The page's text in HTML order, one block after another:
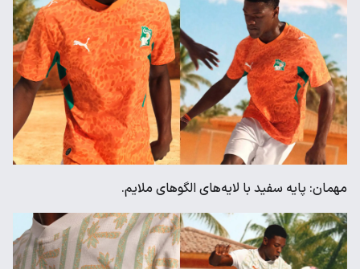
مهمان: پایه سفید با لایه‌های الگوهای ملایم.